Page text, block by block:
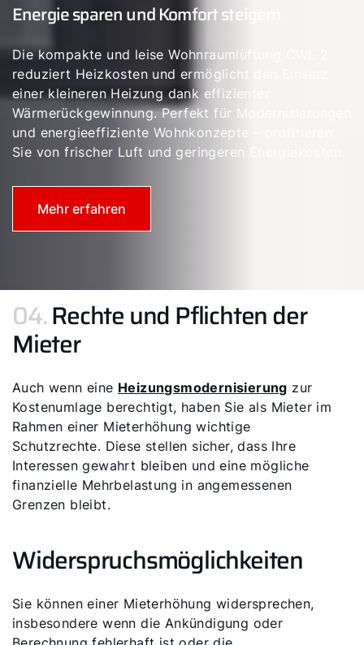
Energie sparen und Komfort steigern
Die kompakte und leise Wohnraumlüftung CWL-2
reduziert Heizkosten und ermöglicht den Einsatz
einer kleineren Heizung dank effizienter
Wärmerückgewinnung. Perfekt für Modernisierungen
und energieeffiziente Wohnkonzepte – profitieren
Sie von frischer Luft und geringeren Energiekosten.
Mehr erfahren
04.Rechte und Pflichten der
Mieter
Auch wenn eine Heizungsmodernisierung zur
Kostenumlage berechtigt, haben Sie als Mieter im
Rahmen einer Mieterhöhung wichtige
Schutzrechte. Diese stellen sicher, dass Ihre
Interessen gewahrt bleiben und eine mögliche
finanzielle Mehrbelastung in angemessenen
Grenzen bleibt.
Widerspruchsmöglichkeiten
Sie können einer Mieterhöhung widersprechen,
insbesondere wenn die Ankündigung oder